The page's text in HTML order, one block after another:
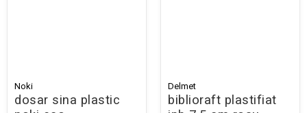
Noki
dosar sina plastic
Delmet
biblioraft plastifiat